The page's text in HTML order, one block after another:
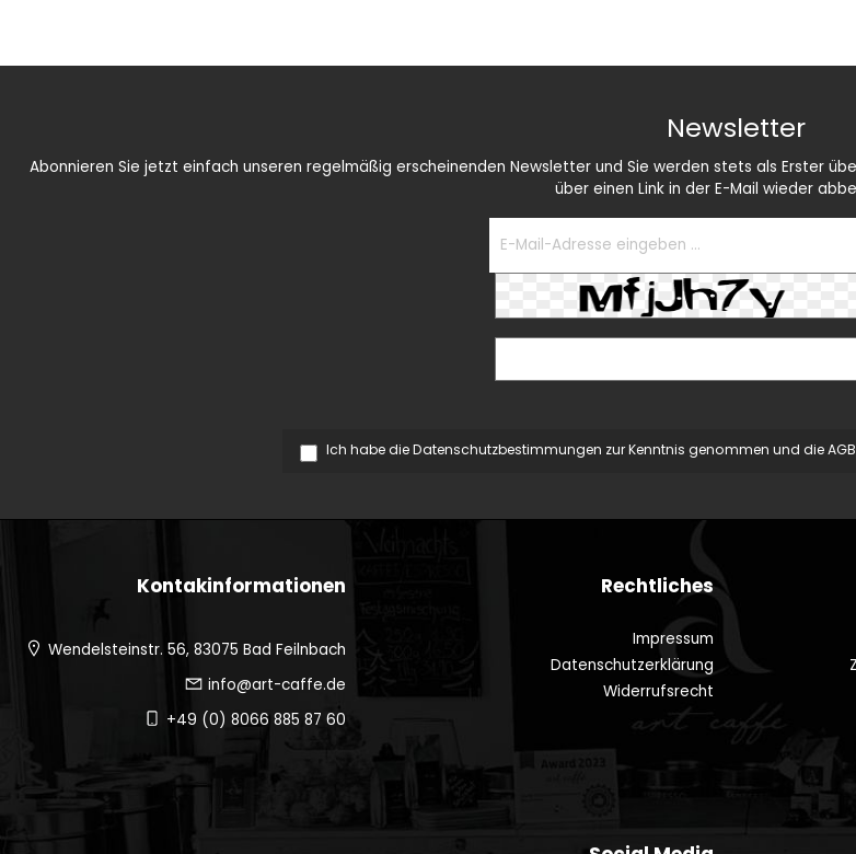
Newsletter
Abonnieren Sie jetzt einfach unseren regelmäßig erscheinenden Newsletter und Sie werden stets als Erster
über einen Link in der E-Mail wieder
Ich habe dieDatenschutzbestimmungen zur Kenntnis genommen und die
Kontakinformationen
Wendelsteinstr. 56, 83075 Bad Feilnbach
info@art-caffe.de
+49 (0) 8066 885 87 60
Rechtliches
Impressum
Datenschutzerklärung
Widerrufsrecht